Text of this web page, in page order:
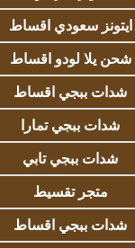
ايتونز سعودي اقساط
شحن يلا لودو اقساط
شدات ببجي اقساط
شدات ببجي تمارا
شدات ببجي تابي
متجر تقسيط
شدات ببجي اقساط